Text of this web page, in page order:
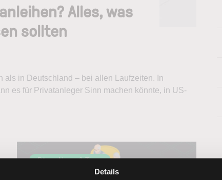
Details
Alles, was
sollten
als in Deutschland – bei allen Laufzeiten. In
es für Privatanleger Sinn machen könnte, in US-
Börse News & Tipps